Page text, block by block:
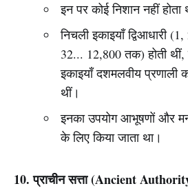
इन पर कोई निशान नहीं होता
निचली इकाइयाँ द्विआधारी
32... 12,800 तक) होती
इकाइयाँ दशमलवीय प्रणाली
थीं।
इनका उपयोग आभूषणों और
के लिए किया जाता था।
10. प्राचीन सत्ता (Ancient